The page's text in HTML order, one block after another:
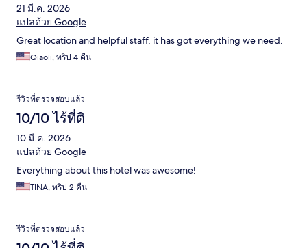
21 มี.ค. 2026
แปลด้วย Google
Great location and helpful staff, it has got everything we need.
Qiaoli, ทริป 4 คืน
รีวิวที่ตรวจสอบแล้ว
10/10 ไร้ที่ติ
10 มี.ค. 2026
แปลด้วย Google
Everything about this hotel was awesome!
TINA, ทริป 2 คืน
รีวิวที่ตรวจสอบแล้ว